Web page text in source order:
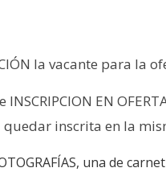
la vacante para la
EN
inscrita en la
una de